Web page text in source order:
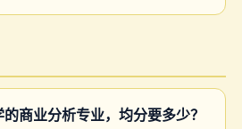
商业分析专业，均分要多少？